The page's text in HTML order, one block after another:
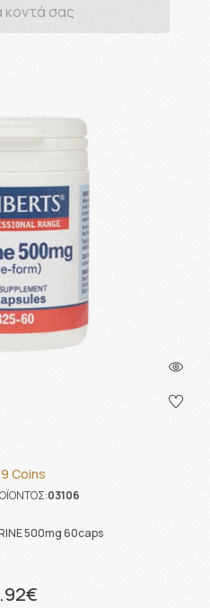
κοντά σας
Coins
03106
500mg 60caps